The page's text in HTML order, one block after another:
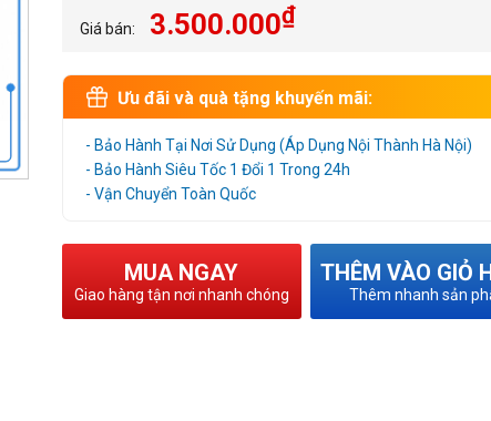
Giá bán: 3.500.000₫
Ưu đãi và quà tặng khuyến mãi:
- Bảo Hành Tại Nơi Sử Dụng (Áp Dụng Nội Thành Hà Nội)
- Bảo Hành Siêu Tốc 1 Đổi 1 Trong 24h
- Vận Chuyển Toàn Quốc
MUA NGAY
Giao hàng tận nơi nhanh chóng
THÊM VÀO GIỎ
Thêm nhanh sản